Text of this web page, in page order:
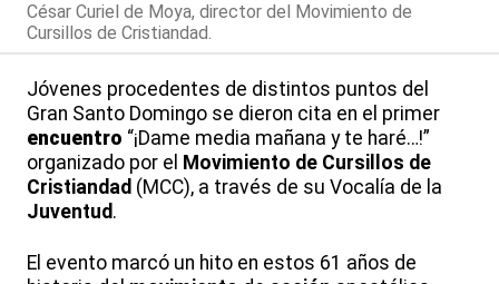
César Curiel de Moya, director del Movimiento de
Cursillos de Cristiandad.
Jóvenes procedentes de distintos puntos del
Gran Santo Domingo se dieron cita en el primer
encuentro “¡Dame media mañana y te haré…!”
organizado por el Movimiento de Cursillos de
Cristiandad (MCC), a través de su Vocalía de la
Juventud.
El evento marcó un hito en estos 61 años de